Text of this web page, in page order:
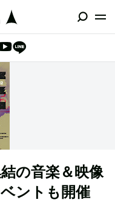
の音楽＆映像
ントも開催